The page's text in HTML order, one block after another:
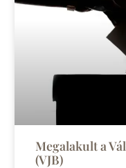
Megalakult a
(VJB)